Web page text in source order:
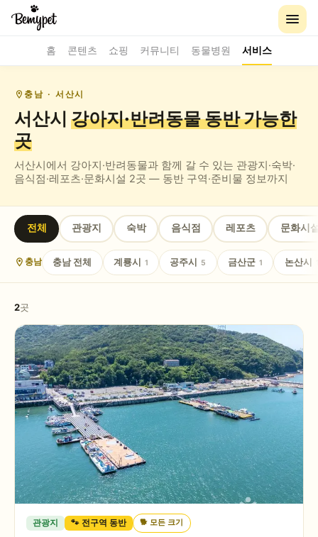
홈 콘텐츠 쇼핑 커뮤니티 동물병원 서비스
충남 · 서산시
서산시 강아지·반려동물 동반가능한
곳
서산시에서 강아지·반려동물과 함께 갈 수 있는 관광지·숙박·
음식점·레포츠·문화시설 2곳 — 동반 구역·준비물 정보까지
전체 관광지 숙박 음식점 레포츠 문화시
충남 충남전체 계룡시 1 공주시 5 금산군 1 논산시
2곳
관광지 🐾 전구역 동반 🐕모든 크기